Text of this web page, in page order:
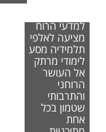
למדעי הרוח
מציעה לאלפי
תלמידיה מסע
לימודי מרתק
אל העושר
הרוחני
והתרבותי
שטמון בכל
אחת